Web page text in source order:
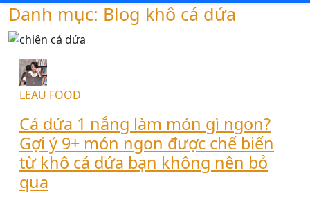
Danh mục: Blog khô cá dứa
LEAU FOOD
Cá dứa 1 nắng làm món gì ngon?
Gợi ý 9+ món ngon được chế biến
từ khô cá dứa bạn không nên bỏ
qua